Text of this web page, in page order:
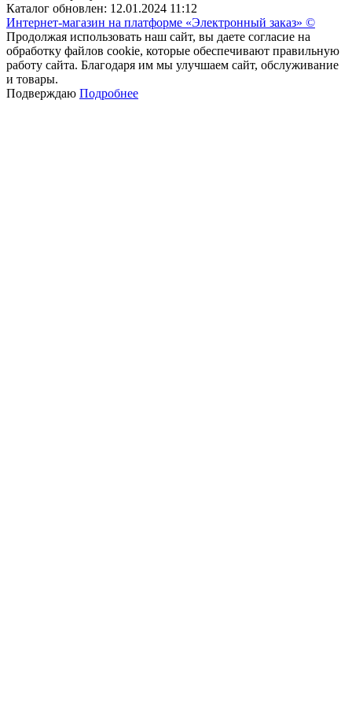
Каталог обновлен: 12.01.2024 11:12
Интернет-магазин на платформе «Электронный заказ» ©
Продолжая использовать наш сайт, вы даете согласие на
обработку файлов cookie, которые обеспечивают правильную
работу сайта. Благодаря им мы улучшаем сайт, обслуживание
и товары.
Подверждаю Подробнее